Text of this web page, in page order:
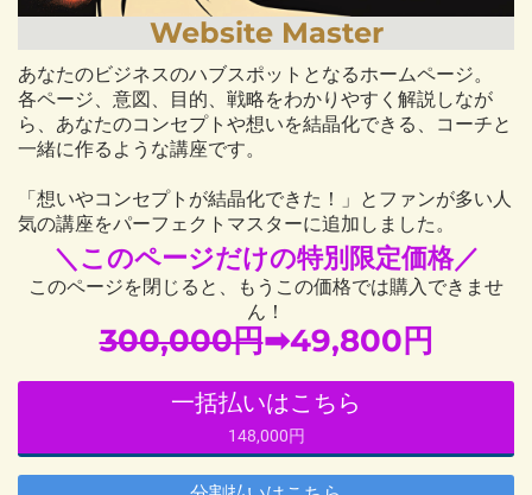
Website Master
あなたのビジネスのハブスポットとなるホームページ。
各ページ、意図、目的、戦略をわかりやすく解説しなが
ら、あなたのコンセプトや想いを結晶化できる、コーチと
一緒に作るような講座です。
「想いやコンセプトが結晶化できた！」とファンが多い人
気の講座をパーフェクトマスターに追加しました。
＼このページだけの特別限定価格／
このページを閉じると、もうこの価格では購入できませ
ん！
300,000円➡49,800円
一括払いはこちら
148,000円